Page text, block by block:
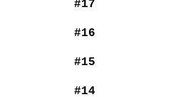
#17
#16
#15
#14